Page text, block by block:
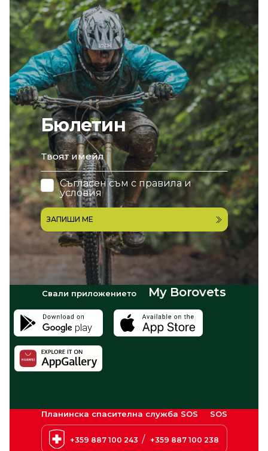
Бюлетин
email
Съгласен съм справила и
условия
ЗАПИШИ МЕ
Свали приложението My Borovets
Планинска спасителна служба SOS SOS
+359 887 100 243 / +359 887 100 238